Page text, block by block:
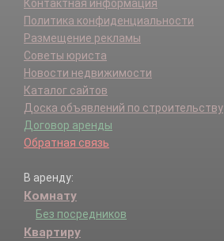
Контактная информация
Политика конфиденциальности
Размещение рекламы
Советы юриста
Новости недвижимости
Каталог сайтов
Доска объявлений по строительству
Договор аренды
Обратная связь
В аренду:
Комнату
Без посредников
Квартиру